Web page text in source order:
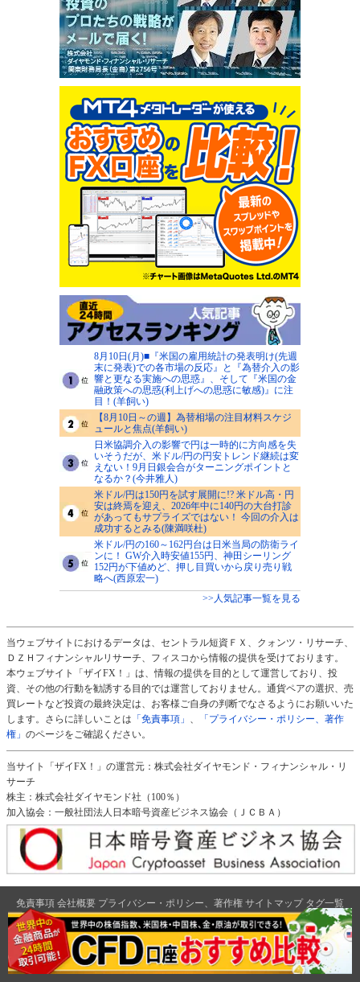
8月10日(月)■『米国の雇用統計の発表明け(先週
末に発表)での各市場の反応』と『為替介入の影
響と更なる実施への思惑』、そして『米国の金
融政策への思惑(利上げへの思惑に敏感)』に注
目！(羊飼い)
【8月10日～の週】為替相場の注目材料スケジ
ュールと焦点(羊飼い)
日米協調介入の影響で円は一時的に方向感を失
いそうだが、米ドル/円の円安トレンド継続は変
えない！9月日銀会合がターニングポイントと
なるか？(今井雅人)
米ドル/円は150円を試す展開に!? 米ドル高・円
安は終焉を迎え、2026年中に140円の大台打診
があってもサプライズではない！ 今回の介入は
成功するとみる(陳満咲杜)
米ドル/円の160～162円台は日米当局の防衛ライ
ンに！ GW介入時安値155円、神田シーリング
152円が下値めど、押し目買いから戻り売り戦
略へ(西原宏一)
>>人気記事一覧を見る
当ウェブサイトにおけるデータは、セントラル短資ＦＸ、クォンツ・リサーチ、
ＤＺＨフィナンシャルリサーチ、フィスコから情報の提供を受けております。
本ウェブサイト「ザイFX！」は、情報の提供を目的として運営しており、投
資、その他の行動を勧誘する目的では運営しておりません。通貨ペアの選択、売
買レートなど投資の最終決定は、お客様ご自身の判断でなさるようにお願いいた
します。さらに詳しいことは 「免責事項」 、
「プライバシー・ポリシー、著作
権」 のページをご確認ください。
当サイト「ザイFX！」の運営元：株式会社ダイヤモンド・フィナンシャル・リ
サーチ
株主：株式会社ダイヤモンド社（100％）
加入協会：一般社団法人日本暗号資産ビジネス協会（ＪＣＢＡ）
免責事項 会社概要 プライバシー・ポリシー、著作権 サイトマップ タグ一覧
広告のご案内
ダイヤモンド社のサイト ダイヤモンド・オンライン| 週刊ダイヤモンド |
ザイ・オンライン| クリプトインサイト| ザイFX！
2026 Diamond Financial Research,Inc All Rights Reserved.